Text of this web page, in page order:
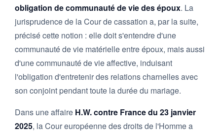
obligation de communauté de vie des époux. La
jurisprudence de la Cour de cassation a, par la suite,
précisé cette notion : elle doit s'entendre d'une
communauté de vie matérielle entre époux, mais aussi
d'une communauté de vie affective, induisant
l'obligation d'entretenir des relations charnelles avec
son conjoint pendant toute la durée du mariage.
Dans une affaire H.W. contre France du 23 janvier
2025, la Cour européenne des droits de l'Homme a